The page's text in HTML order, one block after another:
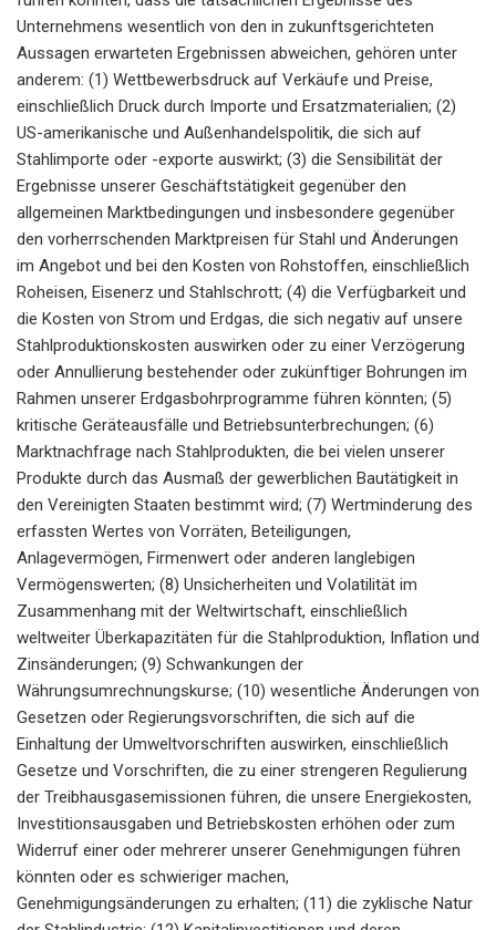
Unternehmens wesentlich von den in zukunftsgerichteten
Aussagen erwarteten Ergebnissen abweichen, gehören unter
anderem: (1) Wettbewerbsdruck auf Verkäufe und Preise,
einschließlich Druck durch Importe und Ersatzmaterialien; (2)
US-amerikanische und Außenhandelspolitik, die sich auf
Stahlimporte oder -exporte auswirkt; (3) die Sensibilität der
Ergebnisse unserer Geschäftstätigkeit gegenüber den
allgemeinen Marktbedingungen und insbesondere gegenüber
den vorherrschenden Marktpreisen für Stahl und Änderungen
im Angebot und bei den Kosten von Rohstoffen, einschließlich
Roheisen, Eisenerz und Stahlschrott; (4) die Verfügbarkeit und
die Kosten von Strom und Erdgas, die sich negativ auf unsere
Stahlproduktionskosten auswirken oder zu einer Verzögerung
oder Annullierung bestehender oder zukünftiger Bohrungen im
Rahmen unserer Erdgasbohrprogramme führen könnten; (5)
kritische Geräteausfälle und Betriebsunterbrechungen; (6)
Marktnachfrage nach Stahlprodukten, die bei vielen unserer
Produkte durch das Ausmaß der gewerblichen Bautätigkeit in
den Vereinigten Staaten bestimmt wird; (7) Wertminderung des
erfassten Wertes von Vorräten, Beteiligungen,
Anlagevermögen, Firmenwert oder anderen langlebigen
Vermögenswerten; (8) Unsicherheiten und Volatilität im
Zusammenhang mit der Weltwirtschaft, einschließlich
weltweiter Überkapazitäten für die Stahlproduktion, Inflation und
Zinsänderungen; (9) Schwankungen der
Währungsumrechnungskurse; (10) wesentliche Änderungen von
Gesetzen oder Regierungsvorschriften, die sich auf die
Einhaltung der Umweltvorschriften auswirken, einschließlich
Gesetze und Vorschriften, die zu einer strengeren Regulierung
der Treibhausgasemissionen führen, die unsere Energiekosten,
Investitionsausgaben und Betriebskosten erhöhen oder zum
Widerruf einer oder mehrerer unserer Genehmigungen führen
könnten oder es schwieriger machen,
Genehmigungsänderungen zu erhalten; (11) die zyklische Natur